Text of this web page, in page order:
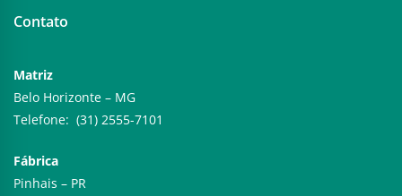
Contato
Matriz
Belo Horizonte – MG
Telefone: (31) 2555-7101
Fábrica
Pinhais – PR